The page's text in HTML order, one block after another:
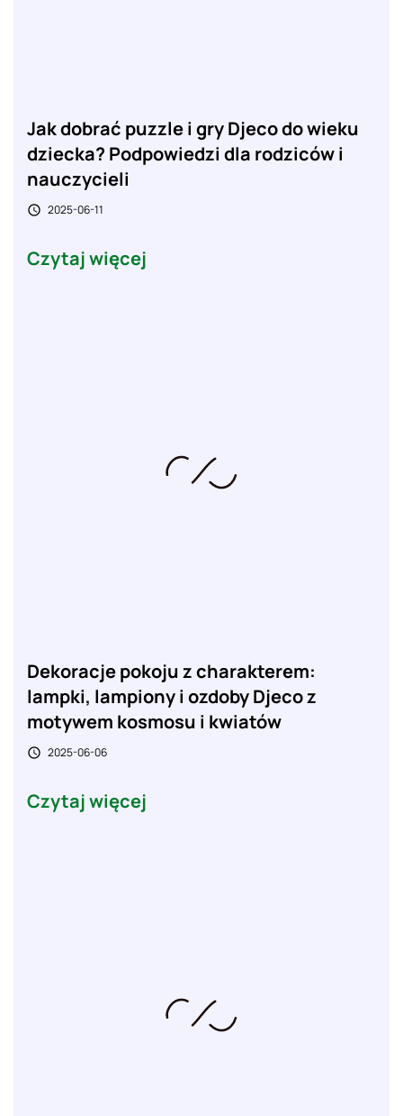
Jak dobrać puzzle i gry Djeco do wieku
dziecka? Podpowiedzi dla rodziców i
nauczycieli
 2025-06-11
Czytaj więcej
Dekoracje pokoju z charakterem:
lampki, lampiony i ozdoby Djeco z
motywem kosmosu i kwiatów
 2025-06-06
Czytaj więcej